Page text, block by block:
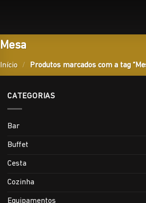
Mesa
Início / Produtos marcados com a tag
CATEGORIAS
Bar
Buffet
Cesta
Cozinha
Equipamentos